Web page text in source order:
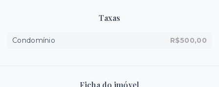
Taxas
Condomínio R$500,00